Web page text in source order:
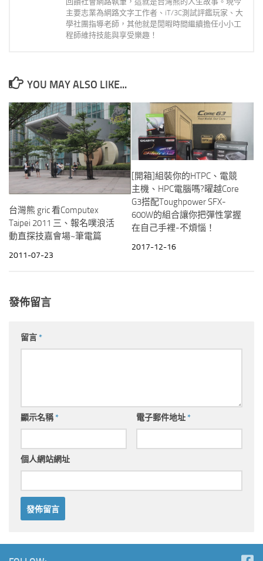
主要志業為網路文字工作者、iT/3C測試評鑑玩家、大
學社團指導老師，其他就是閒暇時間繼續擔任小小工
程師維持技能與享受樂趣！
YOU MAY ALSO LIKE...
台灣熊 gric 看Computex
Taipei 2011 三、報名噗浪活
動直探技嘉會場~筆電篇
2011-07-23
[開箱]組裝你的HTPC、電競
主機、HPC電腦嗎?曜越Core
G3搭配Toughpower SFX-
600W的組合讓你把彈性掌握
在自己手裡-不煩惱！
2017-12-16
發佈留言
留言*
顯示名稱* 電子郵件地址*
個人網站網址